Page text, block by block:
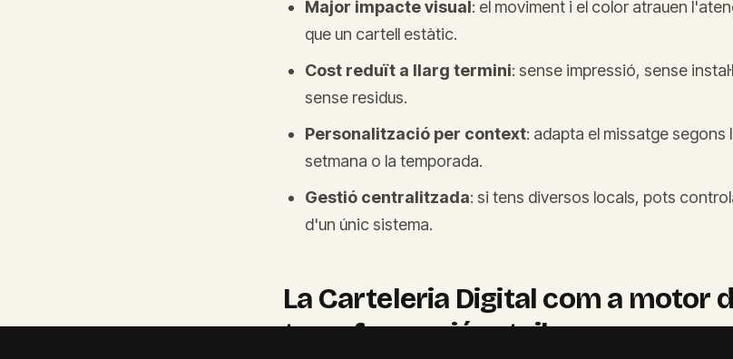
Major impacte visual: el moviment i el color atrauen
que un cartell estàtic.
Cost reduït a llarg termini: sense impressió, sense
sense residus.
Personalització per context: adapta el missatge segons
setmana o la temporada.
Gestió centralitzada: si tens diversos locals, pots
d'un únic sistema.
La Carteleria Digital com a motor
transformació retail